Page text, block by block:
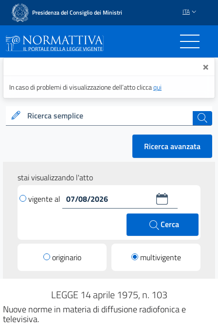
Presidenza del Consiglio dei Ministri ITA
Normattiva - Il portale ×
In caso di problemi di visualizzazione dell’atto cliccaqui
Ricerca semplice cerca
Ricerca avanzata
stai visualizzando l'atto
vigente al
Cerca
originario multivigente
LEGGE 14 aprile 1975, n. 103
Nuove norme in materia di diffusione radiofonica e
televisiva.